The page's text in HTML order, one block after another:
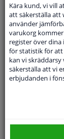
Fyll i ditt
Kära kund, vi vill
att säkerställa att
använder
varukorg
register över
för statistik för att
kan vi
säkerställa att vi
erbjudanden i